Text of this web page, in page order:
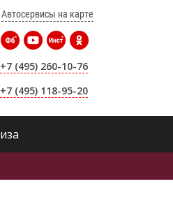
Автосервисы на карте
+7 (495) 260-10-76
+7 (495) 118-95-20